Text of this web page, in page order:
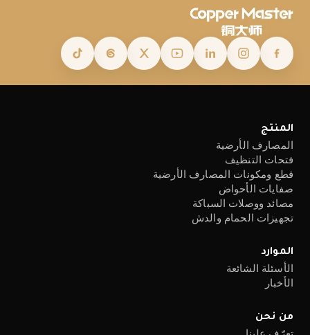
المنتج
المصارف الأرضية
فتحات التنظيف
قطع ومكونات المصارف الأرضية
صفايات الأحواض
مصائد ووصلات السباكة
تجهيزات الحمام والدش
الموارد
الأسئلة الشائعة
الأخبار
من نحن